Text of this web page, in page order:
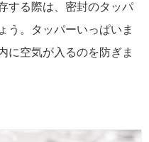
する際は、密封のタッパ
う。タッパーいっぱいま
に空気が入るのを防ぎま